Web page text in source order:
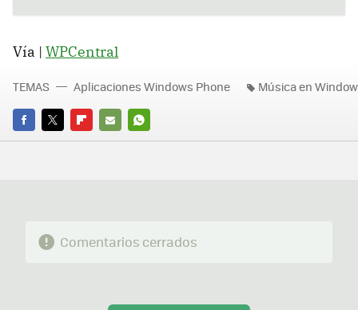
Vía | WPCentral
FACEBOOK
TWITTERFLIPBOARD
E-
WHATSAPP
TEMAS Aplicaciones Windows Phone Música en
Comentarios cerrados